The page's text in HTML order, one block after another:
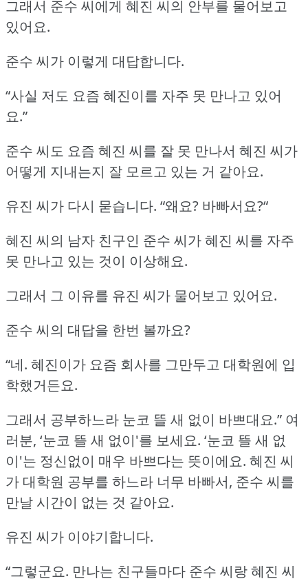
그래서 준수 씨에게 혜진 씨의 안부를 물어보고
있어요.
준수 씨가 이렇게 대답합니다.
“사실 저도 요즘 혜진이를 자주 못 만나고 있어
요.”
준수 씨도 요즘 혜진 씨를 잘 못 만나서 혜진 씨가
어떻게 지내는지 잘 모르고 있는 거 같아요.
유진 씨가 다시 묻습니다. “왜요? 바빠서요?“
혜진 씨의 남자 친구인 준수 씨가 혜진 씨를 자주
못 만나고 있는 것이 이상해요.
그래서 그 이유를 유진 씨가 물어보고 있어요.
준수 씨의 대답을 한번 볼까요?
“네. 혜진이가 요즘 회사를 그만두고 대학원에 입
학했거든요.
그래서 공부하느라 눈코 뜰 새 없이 바쁘대요.” 여
러분, ‘눈코 뜰 새 없이'를 보세요. ‘눈코 뜰 새 없
이'는 정신없이 매우 바쁘다는 뜻이에요. 혜진 씨
가 대학원 공부를 하느라 너무 바빠서, 준수 씨를
만날 시간이 없는 것 같아요.
유진 씨가 이야기합니다.
“그렇군요. 만나는 친구들마다 준수 씨랑 혜진 씨